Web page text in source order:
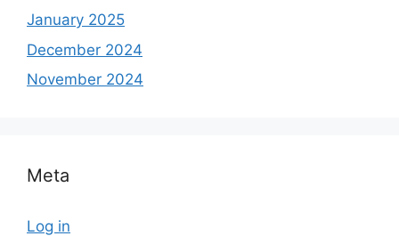
January 2025
December 2024
November 2024
Meta
Log in